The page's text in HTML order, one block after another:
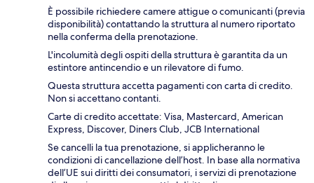
È possibile richiedere camere attigue o comunicanti (previa
disponibilità) contattando la struttura al numero riportato
nella conferma della prenotazione.
L'incolumità degli ospiti della struttura è garantita da un
estintore antincendio e un rilevatore di fumo.
Questa struttura accetta pagamenti con carta di credito.
Non si accettano contanti.
Carte di credito accettate: Visa, Mastercard, American
Express, Discover, Diners Club, JCB International
Se cancelli la tua prenotazione, si applicheranno le
condizioni di cancellazione dell’host. In base alla normativa
dell’UE sui diritti dei consumatori, i servizi di prenotazione